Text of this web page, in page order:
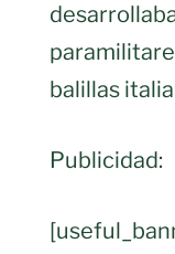
balillas
Publicidad: